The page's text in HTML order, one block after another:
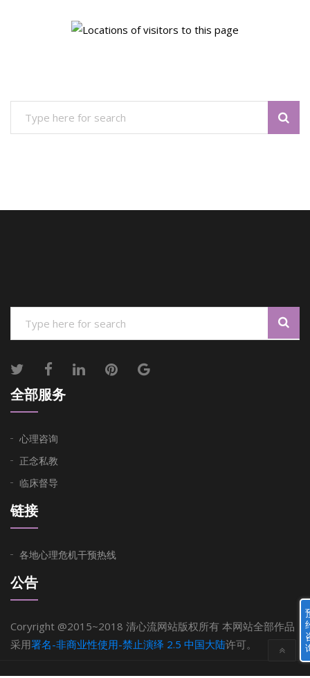
全部服务
心理咨询
正念私教
临床督导
链接
各地心理危机干预热线
公告
Coryright @2015~2018 清心流网站版权所有 本网站全部作品
采用署名-非商业性使用-禁止演绎 2.5 中国大陆许可。